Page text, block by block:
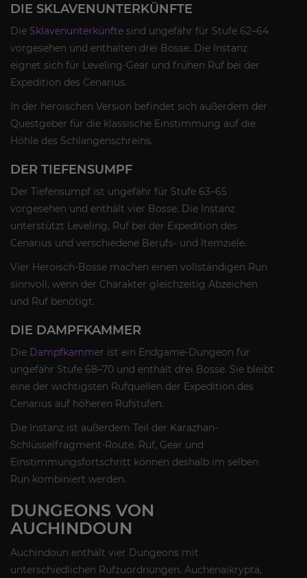
DIE SKLAVENUNTERKÜNFTE
Die Sklavenunterkünfte sind ungefähr für Stufe 62–64
vorgesehen und enthalten drei Bosse. Die Instanz
eignet sich für Leveling-Gear und frühen Ruf bei der
Expedition des Cenarius.
In der heroischen Version befindet sich außerdem der
Questgeber für die klassische Einstimmung auf die
Höhle des Schlangenschreins.
DER TIEFENSUMPF
Der Tiefensumpf ist ungefähr für Stufe 63–65
vorgesehen und enthält vier Bosse. Die Instanz
unterstützt Leveling, Ruf bei der Expedition des
Cenarius und verschiedene Berufs- und Itemziele.
Vier Heroisch-Bosse machen einen vollständigen Run
sinnvoll, wenn der Charakter gleichzeitig Abzeichen
und Ruf benötigt.
DIE DAMPFKAMMER
Die Dampfkammer ist ein Endgame-Dungeon für
ungefähr Stufe 68–70 und enthält drei Bosse. Sie bleibt
eine der wichtigsten Rufquellen der Expedition des
Cenarius auf höheren Rufstufen.
Die Instanz ist außerdem Teil der Karazhan-
Schlüsselfragment-Route. Ruf, Gear und
Einstimmungsfortschritt können deshalb im selben
Run kombiniert werden.
DUNGEONS VON
AUCHINDOUN
Auchindoun enthält vier Dungeons mit
unterschiedlichen Rufzuordnungen. Auchenaikrypta,